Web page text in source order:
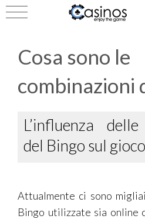
Cosa sono le
combinazioni
L’influenza
del Bingo sul gioco
Attualmente ci sono
Bingo utilizzate sia online